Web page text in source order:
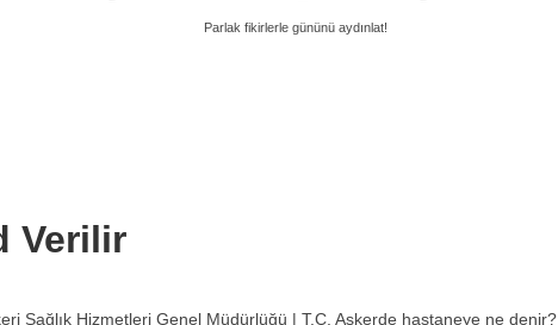
Parlak fikirlerle gününü aydınlat!
Verilir
Sağlık Hizmetleri Genel Müdürlüğü | T.C. Askerde hastaneye ne denir?